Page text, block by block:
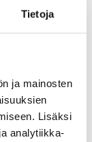
Tietoja
ja mainosten
Lisäksi
analytiikka-
osaksi ToRin